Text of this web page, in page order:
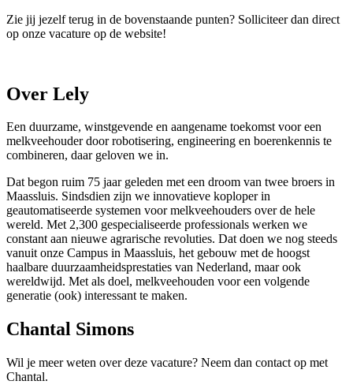
Zie jij jezelf terug in de bovenstaande punten? Solliciteer dan direct
op onze vacature op de website!
Over Lely
Een duurzame, winstgevende en aangename toekomst voor een
melkveehouder door robotisering, engineering en boerenkennis te
combineren, daar geloven we in.
Dat begon ruim 75 jaar geleden met een droom van twee broers in
Maassluis. Sindsdien zijn we innovatieve koploper in
geautomatiseerde systemen voor melkveehouders over de hele
wereld. Met 2,300 gespecialiseerde professionals werken we
constant aan nieuwe agrarische revoluties. Dat doen we nog steeds
vanuit onze Campus in Maassluis, het gebouw met de hoogst
haalbare duurzaamheidsprestaties van Nederland, maar ook
wereldwijd. Met als doel, melkveehouden voor een volgende
generatie (ook) interessant te maken.
Chantal Simons
Wil je meer weten over deze vacature? Neem dan contact op met
Chantal.